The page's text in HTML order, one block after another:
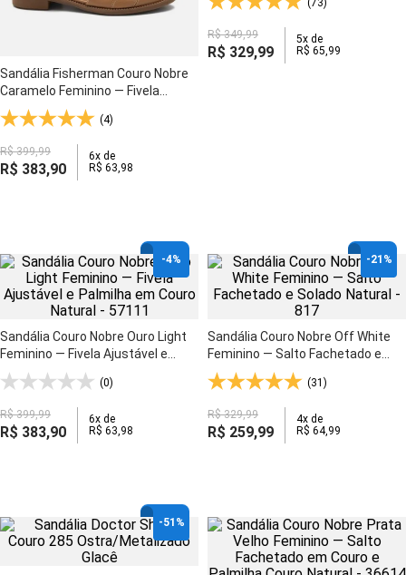
Sandália Fisherman Couro Nobre
Caramelo Feminino — Fivela
Ajustável e Palmilha Espumada -
17030
(4)
R$ 399,99
R$ 383,90
6x de
R$ 63,98
R$ 349,99
R$ 329,99
5x de
R$ 65,99
-4%
Sandália Couro Nobre Ouro Light
Feminino — Fivela Ajustável e
Palmilha em Couro Natural -
57111
(0)
R$ 399,99
R$ 383,90
6x de
R$ 63,98
-21%
Sandália Couro Nobre Off White
Feminino — Salto Fachetado e
Solado Natural - 817
(31)
R$ 329,99
R$ 259,99
4x de
R$ 64,99
-51%